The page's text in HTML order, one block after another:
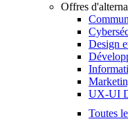
Offres
Design
UX-UI
Toutes